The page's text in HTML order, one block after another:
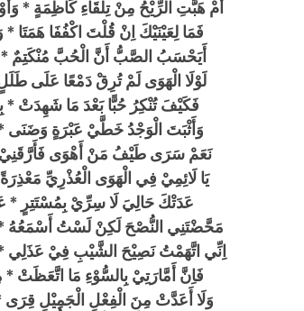
أَمْ هَبَّتِ الرِّيْحُ مِنْ تِلْقَاءِ كَاظِمَةٍ *
فَمَا لِعَيْنَيْكَ اِنْ قُلْتَ اكْفُفَا هَمَتَا
أَيَحْسَبُ الصَّبُّ أَنَّ الْحُبَّ مُنْكَتِمٌ
لَوْلَا الْهَوَى لَمْ تُرِقْ دَمْعًا عَلَى
فَكَيْفَ تُنْكِرُ حُبًّا بَعْدَ مَا شَهِدَتْ *
وَأَثْبَتَ الْوَجْدُ خَطَّيْ عَبْرَةٍ وَضَنَى *
نَعَمْ سَرَى طَيْفُ مَنْ أَهْوَى فَأَرَّقَنِيْ
يَا لَائِمِيْ فِي الْهَوَى الْعُذْرِيِّ
عَدَتْكَ حَالِيَ لَا سِرِّيْ بِمُسْتَتِرٍ *
مَحَّضْتَنِي النُّصْحَ لَكِنْ لَسْتُ أَسْمَعُهُ
اِنِّي اتَّهَمْتُ نَصِيْحَ الشَّيْبِ فِيْ عَذَلِي
فَاِنَّ أَمَّارَتِيْ بِالسُّوْءِ مَا اتَّعَظَتْ *
وَلَا أَعَدَّتْ مِنَ الْفِعْلِ الْجَمِيْلِ